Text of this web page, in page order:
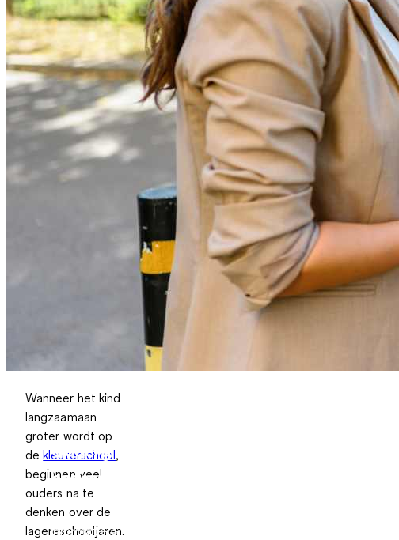
Oudergids voor de
basisschool
Informatie & tips voor de
Wanneer het kind
langzaamaan
groter wordt op
dekleuterschool,
beginnen veel
ouders na te
denken over de
lagereschooljaren.